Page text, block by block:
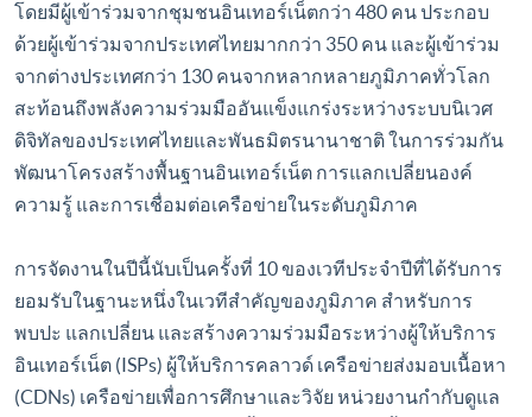
โดยมีผู้เข้าร่วมจากชุมชนอินเทอร์เน็ตกว่า 480 คน ประกอบ
ด้วยผู้เข้าร่วมจากประเทศไทยมากกว่า 350 คน และผู้เข้าร่วม
จากต่างประเทศกว่า 130 คนจากหลากหลายภูมิภาคทั่วโลก
สะท้อนถึงพลังความร่วมมืออันแข็งแกร่งระหว่างระบบนิเวศ
ดิจิทัลของประเทศไทยและพันธมิตรนานาชาติ ในการร่วมกัน
พัฒนาโครงสร้างพื้นฐานอินเทอร์เน็ต การแลกเปลี่ยนองค์
ความรู้ และการเชื่อมต่อเครือข่ายในระดับภูมิภาค
การจัดงานในปีนี้นับเป็นครั้งที่ 10 ของเวทีประจำปีที่ได้รับการ
ยอมรับในฐานะหนึ่งในเวทีสำคัญของภูมิภาค สำหรับการ
พบปะ แลกเปลี่ยน และสร้างความร่วมมือระหว่างผู้ให้บริการ
อินเทอร์เน็ต (ISPs) ผู้ให้บริการคลาวด์ เครือข่ายส่งมอบเนื้อหา
(CDNs) เครือข่ายเพื่อการศึกษาและวิจัย หน่วยงานกำกับดูแล